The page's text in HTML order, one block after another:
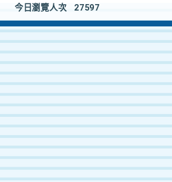
今日瀏覽人次
27597